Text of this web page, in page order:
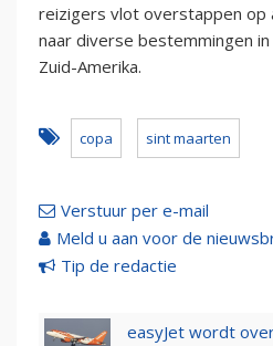
reizigers vlot overstappen op
naar diverse bestemmingen
Zuid-Amerika.
copa sint maarten
Verstuur per e-mail
Meld u aan voor de
Tip de redactie
easyJet wordt